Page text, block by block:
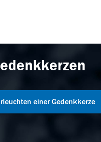
einer Gedenkkerze